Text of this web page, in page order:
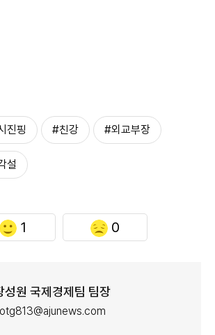
진핑 #친강 #외교부장
설
1 0
성원 국제경제팀 팀장